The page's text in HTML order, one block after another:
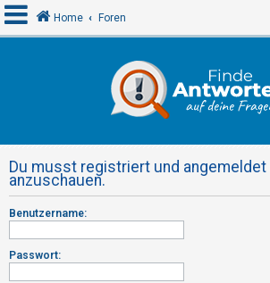
e
l
d
e
n
Home Foren
Du musst registriert und angemeldet
anzuschauen.
Benutzername:
Passwort: